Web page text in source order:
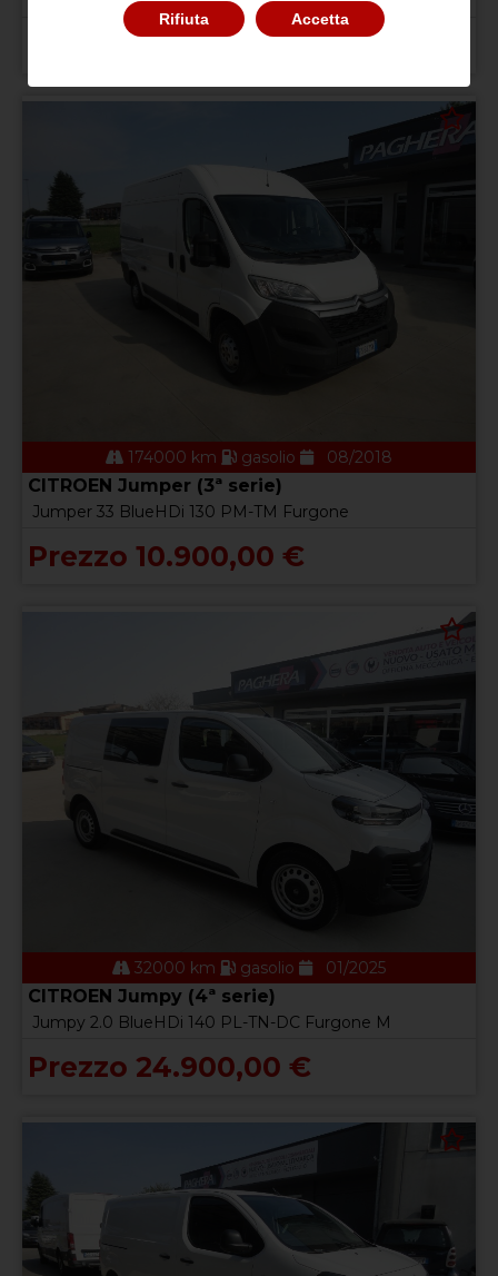
Prezzo 24.900,00 €
174000 km gasolio 08/2018
CITROEN Jumper (3ª serie)
Jumper 33 BlueHDi 130 PM-TM Furgone
Prezzo 10.900,00 €
32000 km gasolio 01/2025
CITROEN Jumpy (4ª serie)
Jumpy 2.0 BlueHDi 140 PL-TN-DC Furgone M
Prezzo 24.900,00 €
Rifiuta Accetta